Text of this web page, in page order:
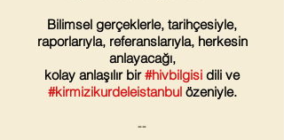
Bilimsel gerçeklerle, tarihçesiyle,
raporlarıyla, referanslarıyla, herkesin
anlayacağı,
kolay anlaşılır bir#hivbilgisi dili ve
#kirmizikurdeleistanbul özeniyle.
--